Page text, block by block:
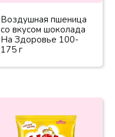
Воздушная пшеница
со вкусом шоколада
На Здоровье 100-
175 г